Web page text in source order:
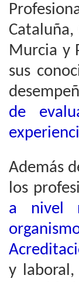
Murcia y
sus
de
Además
los
a nivel
y